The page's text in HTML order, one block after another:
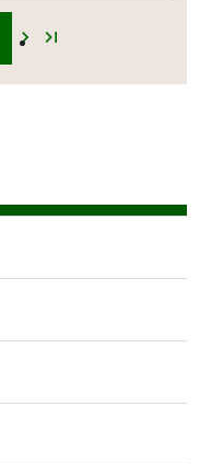
chevron_right Inizio
last_page